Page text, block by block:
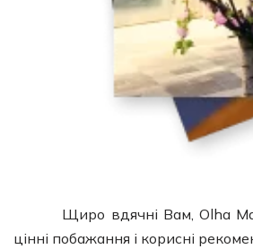
Щиро вдячні Вам, Olha
цінні побажання і корисні